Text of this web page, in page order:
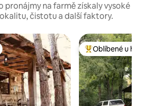
pronájmy na farmě získaly vysoké
čistotu a další faktory.
u hostů Nejlepší v
Oblíbené u